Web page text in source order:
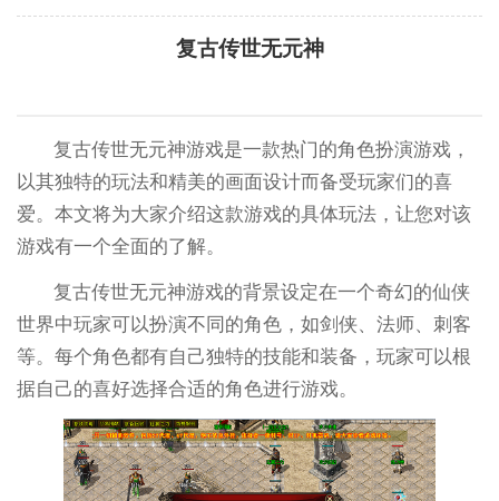
复古传世无元神
复古传世无元神游戏是一款热门的角色扮演游戏，
以其独特的玩法和精美的画面设计而备受玩家们的喜
爱。本文将为大家介绍这款游戏的具体玩法，让您对该
游戏有一个全面的了解。
复古传世无元神游戏的背景设定在一个奇幻的仙侠
世界中玩家可以扮演不同的角色，如剑侠、法师、刺客
等。每个角色都有自己独特的技能和装备，玩家可以根
据自己的喜好选择合适的角色进行游戏。